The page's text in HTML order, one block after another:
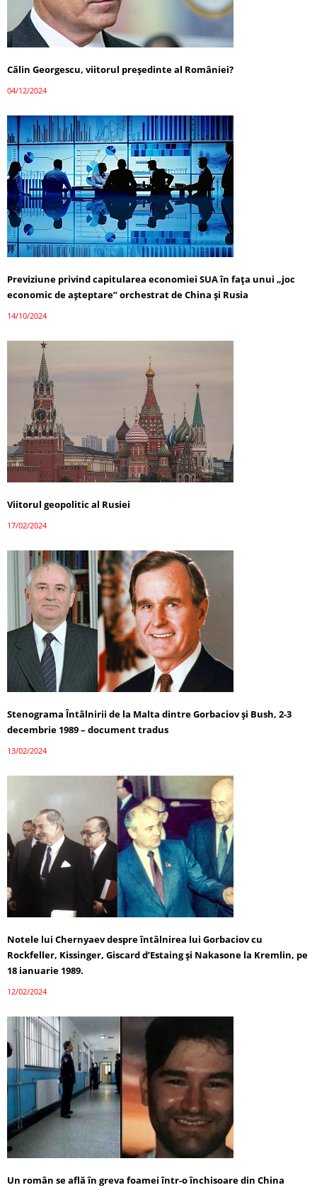
Călin Georgescu, viitorul președinte al României?
04/12/2024
Previziune privind capitularea economiei SUA în fața unui „joc
economic de așteptare” orchestrat de China și Rusia
14/10/2024
Viitorul geopolitic al Rusiei
17/02/2024
Stenograma Întâlnirii de la Malta dintre Gorbaciov și Bush, 2-3
decembrie 1989 – document tradus
13/02/2024
Notele lui Chernyaev despre întâlnirea lui Gorbaciov cu
Rockfeller, Kissinger, Giscard d’Estaing și Nakasone la Kremlin, pe
18 ianuarie 1989.
12/02/2024
Un român se află în greva foamei într-o închisoare din China